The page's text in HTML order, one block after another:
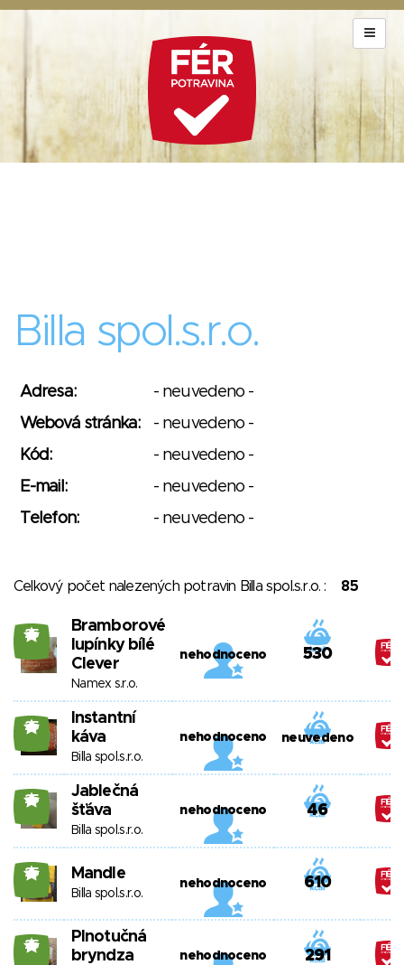
Billa spol.s.r.o.
Adresa:
- neuvedeno -
Webová stránka:
- neuvedeno -
Kód:
- neuvedeno -
E-mail:
- neuvedeno -
Telefon:
- neuvedeno -
Celkový počet nalezených potravin Billa spol.s.r.o. : 85
25
Bramborové
lupínky bílé
Clever
Namex s.r.o.
nehodnoceno 530
25
Instantní
káva
Billa spol.s.r.o.
nehodnoceno neuvedeno
25
Jablečná
šťáva
Billa spol.s.r.o.
nehodnoceno 46
25 Mandle
Billa spol.s.r.o.
nehodnoceno 610
25
Plnotučná
bryndza
nehodnoceno 291